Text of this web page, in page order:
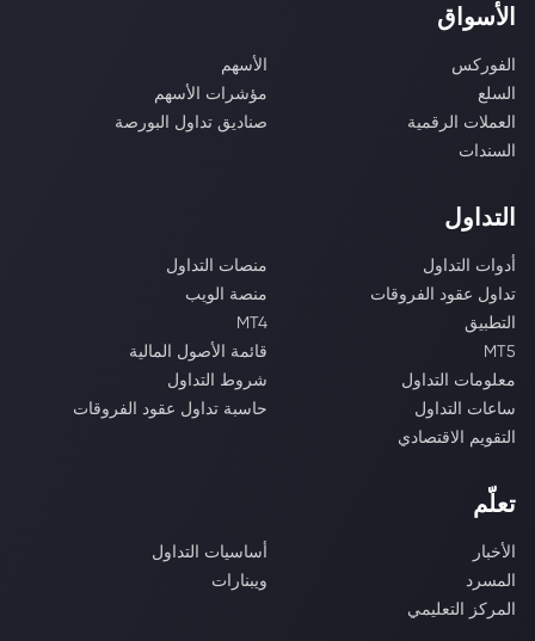
الأسواق
الفوركس
الأسهم
السلع
مؤشرات الأسهم
العملات الرقمية
صناديق تداول البورصة
السندات
التداول
أدوات التداول
منصات التداول
تداول عقود الفروقات
منصة الويب
التطبيق
MT4
MT5
قائمة الأصول المالية
معلومات التداول
شروط التداول
ساعات التداول
حاسبة تداول عقود الفروقات
التقويم الاقتصادي
تعلّم
الأخبار
أساسيات التداول
المسرد
ويبنارات
المركز التعليمي